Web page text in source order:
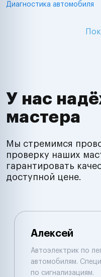
Диагностика автомобиля
У нас
мастера
Мы стремимся
проверку наших
гарантировать
доступной цене.
Алексей
Автоэлектрик по
автомобилям.
по сигнализациям.